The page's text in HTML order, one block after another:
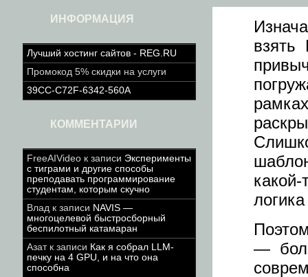
ИНФОРМАЦИЯ
Лучший хостинг сайтов - REG.RU
Промокод 5% скидки на услуги
39CC-C72F-6342-560A
КОММЕНТАРИИ
FreeAIVideo к записи Эксперименты
с тиграми и другие способы
преподавать программирование
студентам, которым скучно
Влад к записи NAVIS —
многоцелевой быстросборный
беспилотный катамаран
Азатк записи Как я собрал LLM-
печку на 4 GPU, и на что она
способна
взять
—